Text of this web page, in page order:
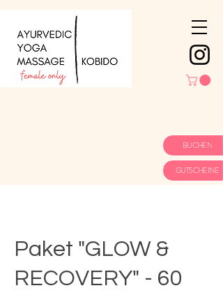
BUCHEN
GUTSCHEINE
Paket "GLOW &
RECOVERY" - 60